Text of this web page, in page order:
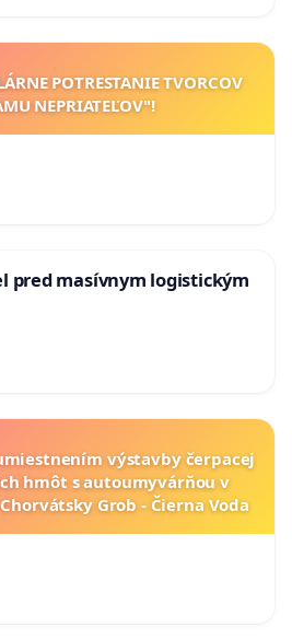
POTRESTANIE TVORCOV
NEPRIATEĽOV"!
pred masívnym logistickým
výstavby čerpacej
hmôt s autoumyvárňou v
Grob - Čierna Voda